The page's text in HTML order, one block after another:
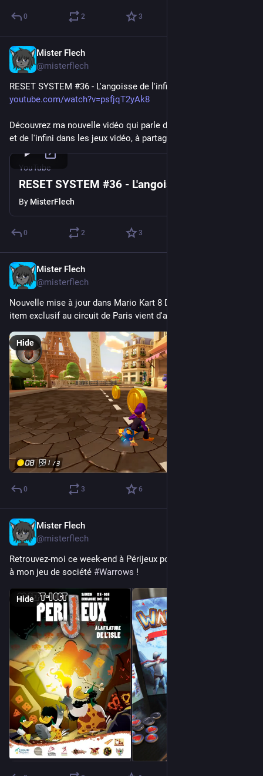
0 2 3
Mister Flech
@misterflech
RESET SYSTEM #36 - L'angoisse de l'infini :
youtube.com/watch?v=psfjqT2yAk8
Découvrez ma nouvelle vidéo qui parle des mondes récursifs
et de l'infini dans les jeux vidéo, à partager sans modération !
YouTube
RESET SYSTEM #36 - L'angoisse de l'infini
By MisterFlech
0 2 3
Mister Flech
@misterflech
Nouvelle mise à jour dans Mario Kart 8 Deluxe ! Un nouvel
item exclusif au circuit de Paris vient d'apparaître !
Hide
0 3 6
Mister Flech
@misterflech
Retrouvez-moi ce week-end à Périjeux pour découvrir et jouer
à mon jeu de société #Warrows !
Hide